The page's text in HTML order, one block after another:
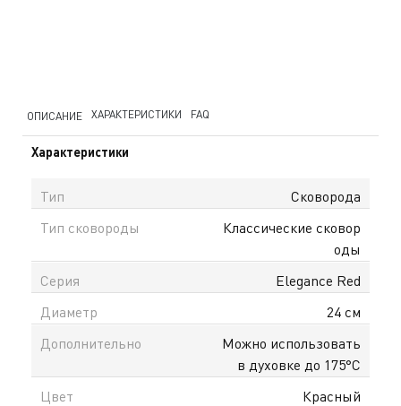
ОПИСАНИЕ ХАРАКТЕРИСТИКИ FAQ
Характеристики
Тип
Сковорода
Тип сковороды
Классические сковор
оды
Серия
Elegance Red
Диаметр
24 см
Дополнительно
Можно использовать
в духовке до 175°С
Цвет
Красный